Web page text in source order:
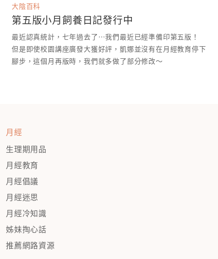
大陰百科
第五版小月飼養日記發行中
最近認真統計，七年過去了⋯我們最近已經準備印第五版！
但是即使校園講座廣發大獲好評，凱娜並沒有在月經教育停下
腳步，這個月再版時，我們就多做了部分修改～
月經
生理期用品
月經教育
月經倡議
月經迷思
月經冷知識
姊妹掏心話
推薦網路資源